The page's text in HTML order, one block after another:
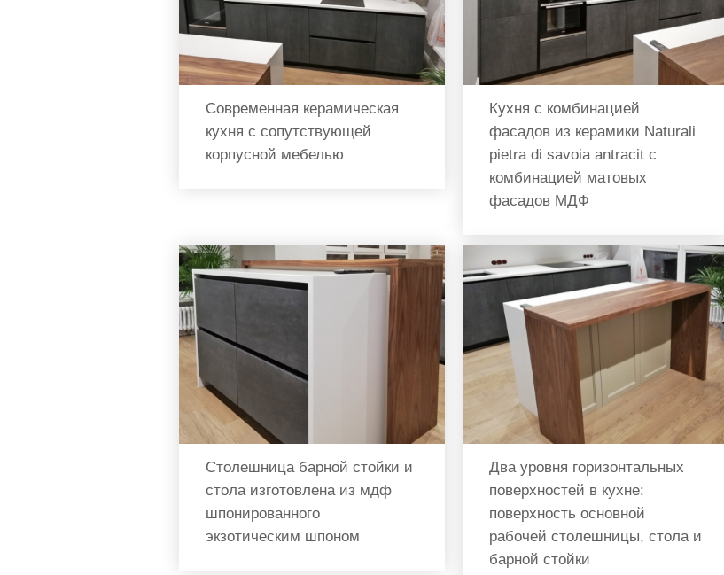
Современная керамическая
кухня с сопутствующей
корпусной мебелью
Кухня с комбинацией
фасадов из керамики Naturali
pietra di savoia antracit с
комбинацией матовых
фасадов МДФ
Столешница барной стойки и
стола изготовлена из мдф
шпонированного
экзотическим шпоном
Два уровня горизонтальных
поверхностей в кухне:
поверхность основной
рабочей столешницы, стола и
барной стойки